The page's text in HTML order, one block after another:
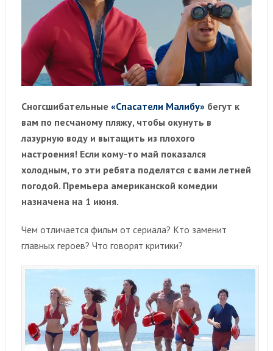
Сногсшибательные «Спасатели Малибу»бегут к
вам по песчаному пляжу, чтобы окунуть в
лазурную воду и вытащить из плохого
настроения! Если кому-то май показался
холодным, то эти ребята поделятся с вами летней
погодой. Премьера американской комедии
назначена на 1 июня.
Чем отличается фильм от сериала? Кто заменит
главных героев? Что говорят критики?